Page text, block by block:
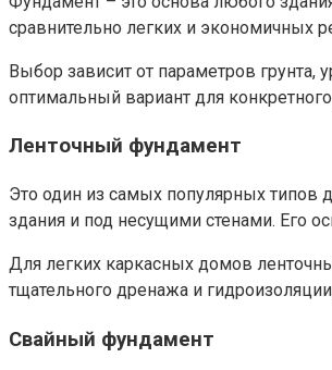
сравнительно легких и экономичных
Выбор зависит от параметров
оптимальный вариант для конкретного
Ленточный фундамент
Это один из самых популярных типов
здания и под несущими стенами. Его
Для легких каркасных домов
тщательного дренажа и
Свайный фундамент